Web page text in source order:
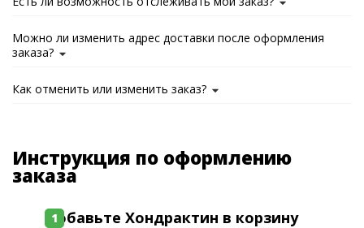
Можно ли изменить адрес доставки после оформления
заказа?
Как отменить или изменить заказ?
Инструкция по оформлению
заказа
Добавьте Хондрактин в корзину